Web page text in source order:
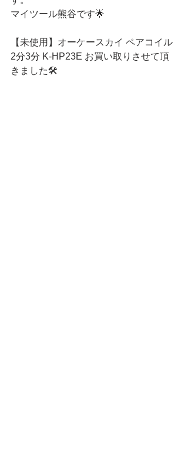
マイツール熊谷です🌟
【未使用】オーケースカイ ペアコイル
2分3分 K-HP23E お買い取りさせて頂
きました🛠